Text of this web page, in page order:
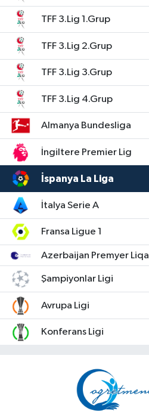
TFF 3.Lig 1.Grup
TFF 3.Lig 2.Grup
TFF 3.Lig 3.Grup
TFF 3.Lig 4.Grup
Almanya Bundesliga
İngiltere Premier Lig
İspanya La Liga
İtalya Serie A
Fransa Ligue 1
Azerbaijan Premyer Liqa
Şampiyonlar Ligi
Avrupa Ligi
Konferans Ligi